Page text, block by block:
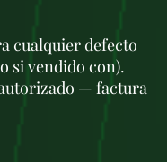
cualquier defecto
si vendido con).
— factura